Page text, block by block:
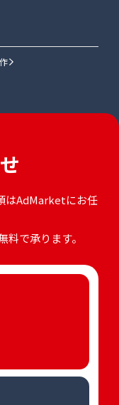
はAdMarketにお任
で承ります。